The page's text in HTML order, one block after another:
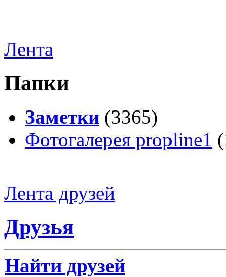
Лента
Папки
Заметки (3365)
Фотогалерея propline1
Лента друзей
Друзья
Найти друзей